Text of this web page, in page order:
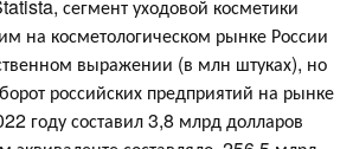
сегмент уходовой косметики
на косметологическом рынке России
выражении (в млн штуках), но
российских предприятий на рынке
году составил 3,8 млрд долларов